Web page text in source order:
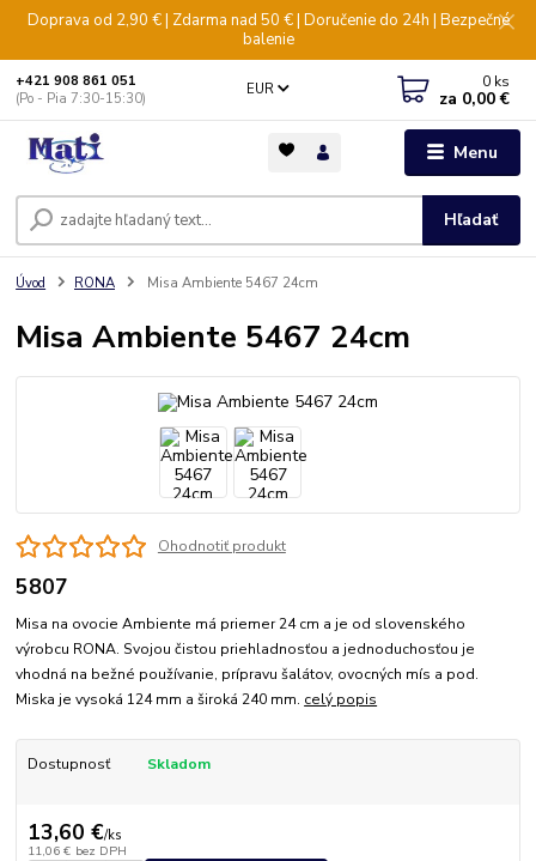
Doprava od 2,90 € | Zdarma nad 50 € | Doručenie do 24h | Bezpečné
balenie
Menu
EUR
Hľadať
+421 908 861 051
(Po - Pia 7:30-15:30)
0 ks
za 0,00 €
Úvod RONA Misa Ambiente 5467 24cm
Misa Ambiente 5467 24cm
Ohodnotiť produkt
5807
Misa na ovocie Ambiente má priemer 24 cm a je od slovenského
výrobcu RONA. Svojou čistou priehladnosťou a jednoduchosťou je
vhodná na bežné používanie, prípravu šalátov, ovocných mís a pod.
Miska je vysoká 124 mm a široká 240 mm. celý popis
Dostupnosť Skladom
13,60 €/ks
11,06 € bez DPH